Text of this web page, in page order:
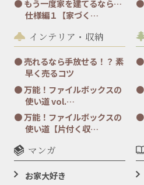
もう一度家を建てるなら…
仕様編１【家づく…
インテリア・収納
売れるなら手放せる！？ 素
早く売るコツ
万能！ファイルボックスの
使い道 vol.…
万能！ファイルボックスの
使い道【片付く収…
マンガ
お家大好き